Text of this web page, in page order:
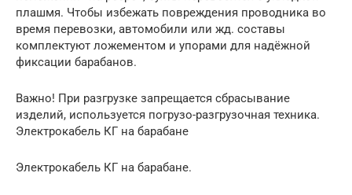
плашмя. Чтобы избежать повреждения проводника во
время перевозки, автомобили или жд. составы
комплектуют ложементом и упорами для надёжной
фиксации барабанов.
Важно! При разгрузке запрещается сбрасывание
изделий, используется погрузо-разгрузочная техника.
Электрокабель КГ на барабане
Электрокабель КГ на барабане.